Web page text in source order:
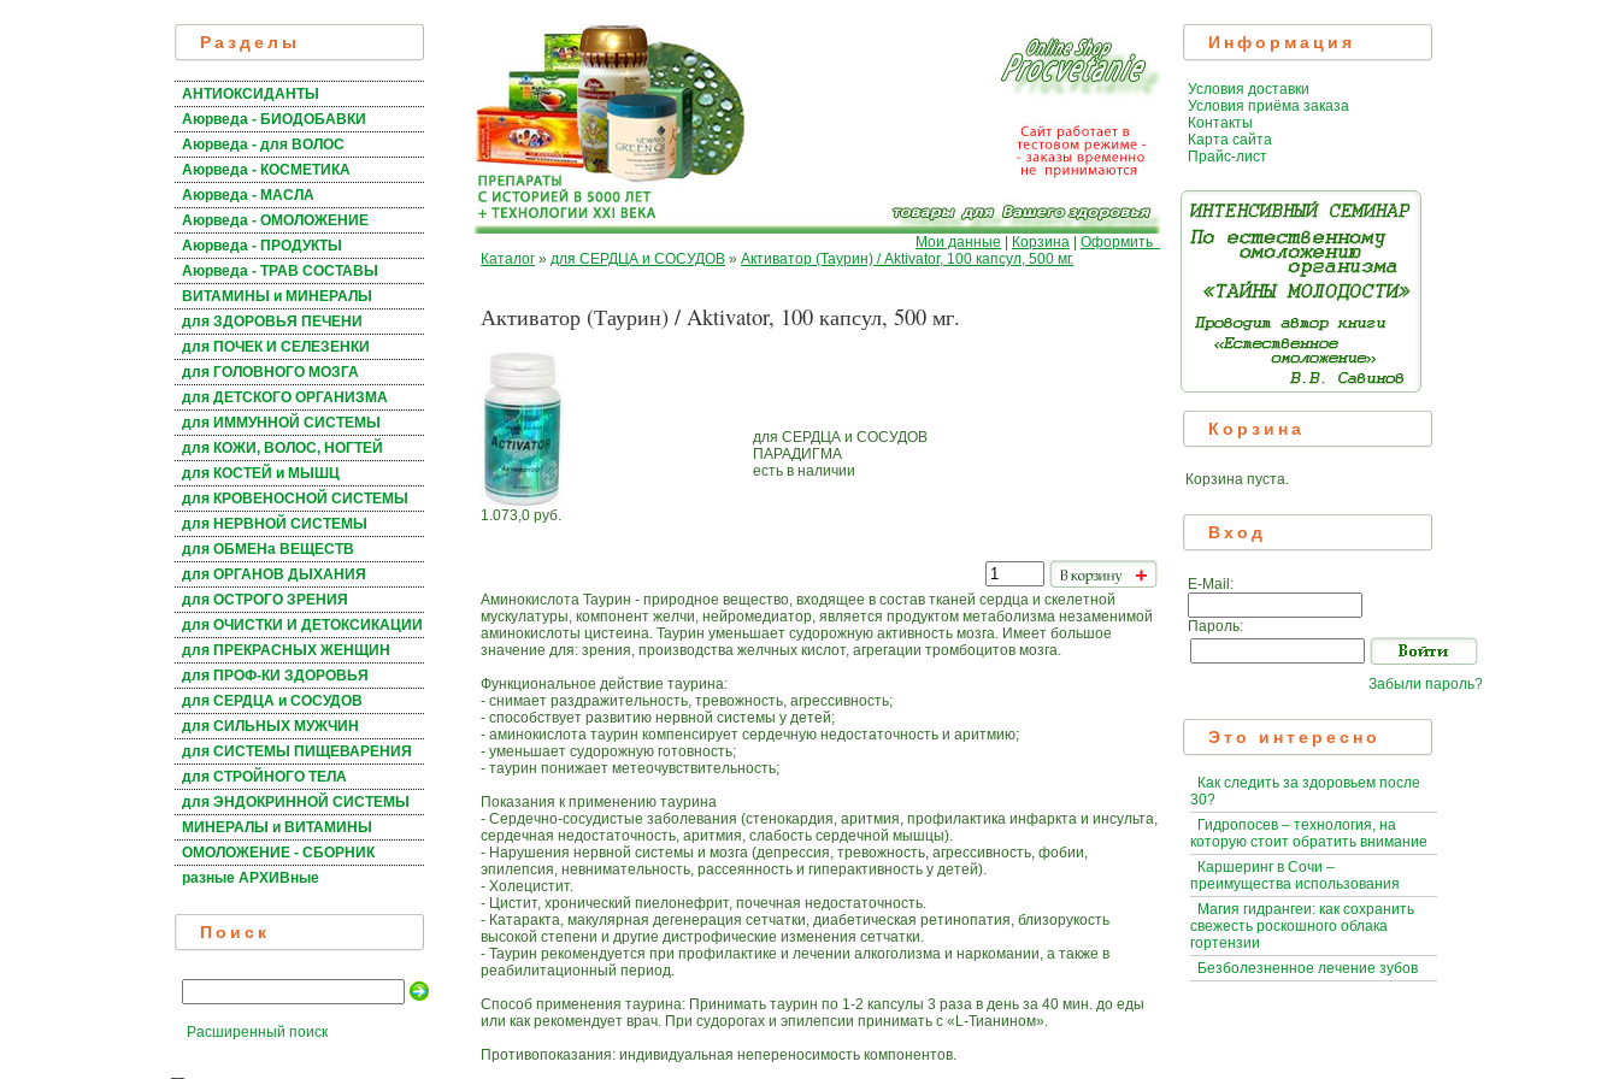
Разделы
АНТИОКСИДАНТЫ
Аюрведа - БИОДОБАВКИ
Аюрведа - для ВОЛОС
Аюрведа - КОСМЕТИКА
Аюрведа - МАСЛА
Аюрведа - ОМОЛОЖЕНИЕ
Аюрведа - ПРОДУКТЫ
Аюрведа - ТРАВ СОСТАВЫ
ВИТАМИНЫ и МИНЕРАЛЫ
для ЗДОРОВЬЯ ПЕЧЕНИ
для ПОЧЕК И СЕЛЕЗЕНКИ
для ГОЛОВНОГО МОЗГА
для ДЕТСКОГО ОРГАНИЗМА
для ИММУННОЙ СИСТЕМЫ
для КОЖИ, ВОЛОС, НОГТЕЙ
для КОСТЕЙ и МЫШЦ
для КРОВЕНОСНОЙ СИСТЕМЫ
для НЕРВНОЙ СИСТЕМЫ
для ОБМЕНа ВЕЩЕСТВ
для ОРГАНОВ ДЫХАНИЯ
для ОСТРОГО ЗРЕНИЯ
для ОЧИСТКИ И ДЕТОКСИКАЦИИ
для ПРЕКРАСНЫХ ЖЕНЩИН
для ПРОФ-КИ ЗДОРОВЬЯ
для СЕРДЦА и СОСУДОВ
для СИЛЬНЫХ МУЖЧИН
для СИСТЕМЫ ПИЩЕВАРЕНИЯ
для СТРОЙНОГО ТЕЛА
для ЭНДОКРИННОЙ СИСТЕМЫ
МИНЕРАЛЫ и ВИТАМИНЫ
ОМОЛОЖЕНИЕ - СБОРНИК
разные АРХИВные
Поиск
Расширенный поиск
Мои данные Корзина
Оформить
Каталог » для СЕРДЦА и СОСУДОВ » Активатор (Таурин) / Aktivator, 100 капсул, 500 мг.
Активатор (Таурин) / Aktivator, 100 капсул, 500 мг.
1.073,0 руб.
для СЕРДЦА и СОСУДОВ
ПАРАДИГМА
есть в наличии
Аминокислота Таурин - природное вещество, входящее в состав тканей сердца и скелетной
мускулатуры, компонент желчи, нейромедиатор, является продуктом метаболизма незаменимой
аминокислоты цистеина. Таурин уменьшает судорожную активность мозга. Имеет большое
значение для: зрения, производства желчных кислот, агрегации тромбоцитов мозга.
Функциональное действие таурина:
- снимает раздражительность, тревожность, агрессивность;
- способствует развитию нервной системы у детей;
- аминокислота таурин компенсирует сердечную недостаточность и аритмию;
- уменьшает судорожную готовность;
- таурин понижает метеочувствительность;
Показания к применению таурина
- Сердечно-сосудистые заболевания (стенокардия, аритмия, профилактика инфаркта и инсульта,
сердечная недостаточность, аритмия, слабость сердечной мышцы).
- Нарушения нервной системы и мозга (депрессия, тревожность, агрессивность, фобии,
эпилепсия, невнимательность, рассеянность и гиперактивность у детей).
- Холецистит.
- Цистит, хронический пиелонефрит, почечная недостаточность.
- Катаракта, макулярная дегенерация сетчатки, диабетическая ретинопатия, близорукость
высокой степени и другие дистрофические изменения сетчатки.
- Таурин рекомендуется при профилактике и лечении алкоголизма и наркомании, а также в
реабилитационный период.
Способ применения таурина: Принимать таурин по 1-2 капсулы 3 раза в день за 40 мин. до еды
или как рекомендует врач. При судорогах и эпилепсии принимать с «L-Тианином».
Противопоказания: индивидуальная непереносимость компонентов.
Информация
Условия доставки
Условия приёма заказа
Контакты
Карта сайта
Прайс-лист
Корзина
Корзина пуста.
Вход
E-Mail:
Пароль:
Забыли пароль?
Это интересно
Как следить за здоровьем после
30?
Гидропосев – технология, на
которую стоит обратить внимание
Каршеринг в Сочи –
преимущества использования
Магия гидрангеи: как сохранить
свежесть роскошного облака
гортензии
Безболезненное лечение зубов